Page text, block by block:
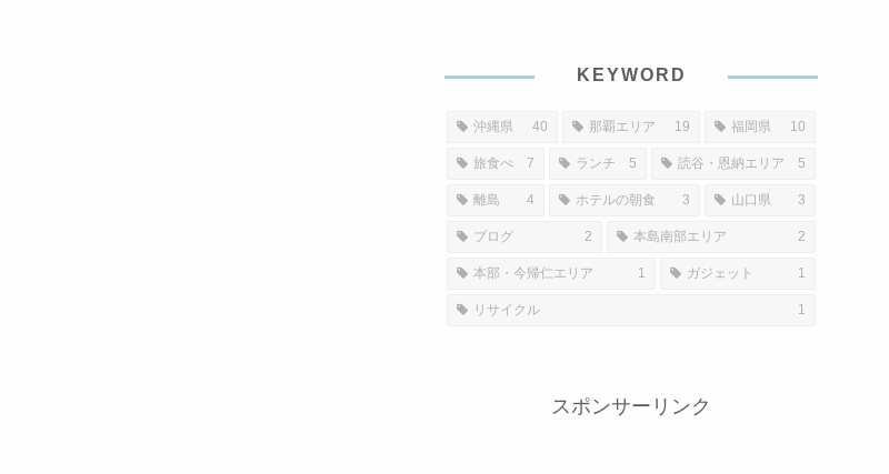
KEYWORD
沖縄県 40 那覇エリア 19 福岡県 10
旅食べ 7 ランチ 5 読谷・恩納エリア 5
離島 4 ホテルの朝食 3 山口県 3
ブログ 2 本島南部エリア 2
本部・今帰仁エリア 1 ガジェット 1
リサイクル 1
スポンサーリンク